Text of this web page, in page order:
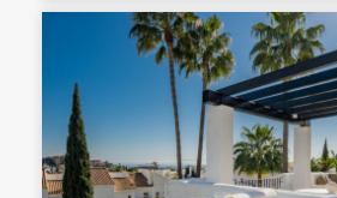
buena inversión, los
Andalucia es una zona
ya que tiene una
tanto residencial como
cuyos precios continúan
¿Quieres verlo por ti
Descubrelas mejores